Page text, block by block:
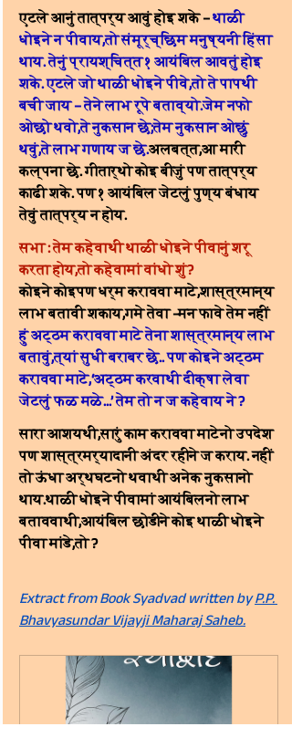
एटले आनुं तात्पर्य आवुं होइ शके – थाळी
धोइने न पीवाय,तो संमूर्च्छिम मनुष्यनी हिंसा
थाय. तेनुं प्रायश्चित्त १ आयंबिल आवतुं होइ
शके. एटले जो थाळी धोइने पीवे,तो ते पापथी
बची जाय – तेने लाभ रूपे बताव्यो.जेम नफो
ओछो थवो,ते नुकसान छे;तेम नुकसान ओछुं
थवुं,ते लाभ गणाय ज छे.अलबत्त,आ मारी
कल्पना छे. गीतार्थो कोइ बीजुं पण तात्पर्य
काढी शके. पण १ आयंबिल जेटलुं पुण्य बंधाय
तेवुं तात्पर्य न होय.
सभा : तेम कहेवाथी थाळी धोइने पीवानुं शरू
करता होय,तो कहेवामां वांधो शुं?
कोइने कोइपण धर्म कराववा माटे,शास्त्रमान्य
लाभ बतावी शकाय,गमे तेवा -मन फावे तेम नहीं
हुं अट्ठम कराववा माटे तेना शास्त्रमान्य लाभ
बतावुं,त्यां सुधी बराबर छे.. पण कोइने अट्ठम
कराववा माटे,‘अट्ठम करवाथी दीक्षा लेवा
जेटलुं फळ मळे...’ तेम तो न ज कहेवाय ने ?
सारा आशयथी,सारुं काम कराववा माटेनो उपदेश
पण शास्त्रमर्यादानी अंदर रहीने ज कराय. नहीं
तो ऊंधा अर्थघटनो थवाथी अनेक नुकसानो
थाय.थाळी धोइने पीवामां आयंबिलनो लाभ
बताववाथी,आयंबिल छोडीने कोइ थाळी धोइने
पीवा मांडे,तो ?
Extract from Book Syadvad written by P.P.
Bhavyasundar Vijayji Maharaj Saheb.